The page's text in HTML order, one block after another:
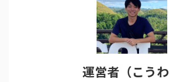
運営者（こうわ